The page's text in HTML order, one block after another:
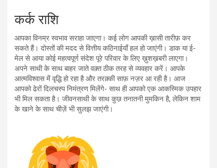
कर्क राशि
आपका विनम्र स्वभाव सराहा जाएगा। कई लोग आपकी ख़ासी तारीफ़ कर
सकते हैं। दोस्तों की मदद से वित्तीय कठिनाईयाँ हल हो जाएंगी। डाक या ई-
मेल से आया कोई महत्वपूर्ण संदेश पूरे परिवार के लिए ख़ुशख़बरी लाएगा।
अपने साथी के साथ बाहर जाते वक़्त ठीक तरह से व्यवहार करें। आपके
आत्मविश्वास में वृद्धि हो रहा है और तरक़्की साफ़ नज़र आ रही है। आज
आपको ढेरों दिलचस्प निमंत्रण मिलेंगे- साथ ही आपको एक आकस्मिक उपहार
भी मिल सकता है। जीवनसाथी के साथ कुछ तनातनी मुमकिन है, लेकिन शाम
के खाने के साथ चीज़ें भी सुलझ जाएंगी।